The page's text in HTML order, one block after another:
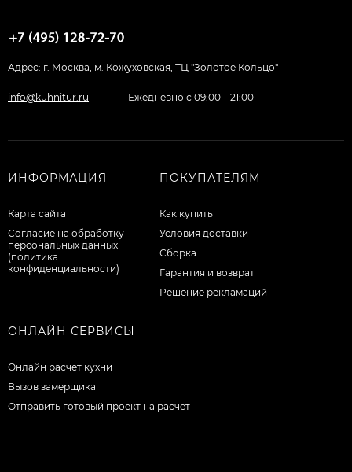
Адрес: г. Москва, м. Кожуховская, ТЦ "Золотое Кольцо"
info@kuhnitur.ru Ежедневно с 09:00—21:00
ИНФОРМАЦИЯ
Карта сайта
Согласие на обработку
персональных данных
(политика
конфиденциальности)
ПОКУПАТЕЛЯМ
Как купить
Условия доставки
Сборка
Гарантия и возврат
Решение рекламаций
ОНЛАЙН СЕРВИСЫ
Онлайн расчет кухни
Вызов замерщика
Отправить готовый проект на расчет